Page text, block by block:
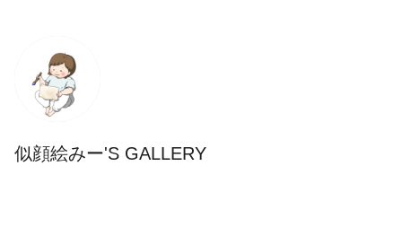
似顔絵みー'S GALLERY